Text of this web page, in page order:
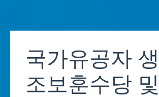
content국가유공자
조보훈수당